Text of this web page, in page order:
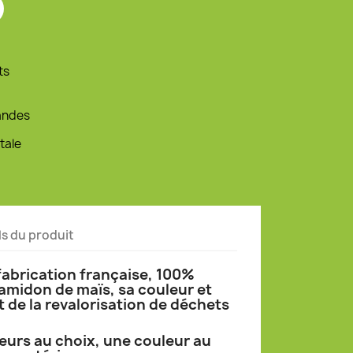
du produit
française, 100%
de maïs, sa couleur et
la revalorisation de déchets
au choix, une couleur au